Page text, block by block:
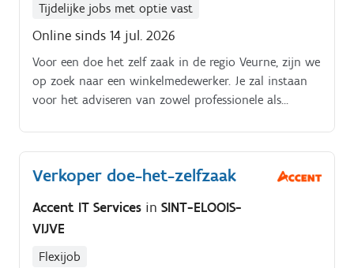
Tijdelijke jobs met optie vast
Online sinds 14 jul. 2026
Voor een doe het zelf zaak in de regio Veurne, zijn we
op zoek naar een winkelmedewerker. Je zal instaan
voor het adviseren van zowel professionele als
Verkoper doe-het-zelfzaak
Accent IT Services in SINT-ELOOIS-
VIJVE
Flexijob